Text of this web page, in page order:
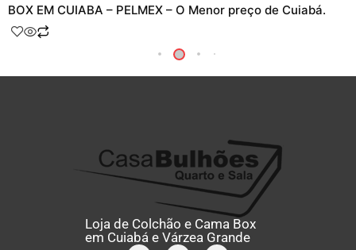
EM CUIABA – PELMEX – O Menor preço de Cuiabá.
Loja de Colchão e Cama Box
em Cuiabá e Várzea Grande